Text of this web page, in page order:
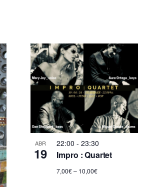
ABR
19
22:00-23:30
Impro : Quartet
7,00€ – 10,00€